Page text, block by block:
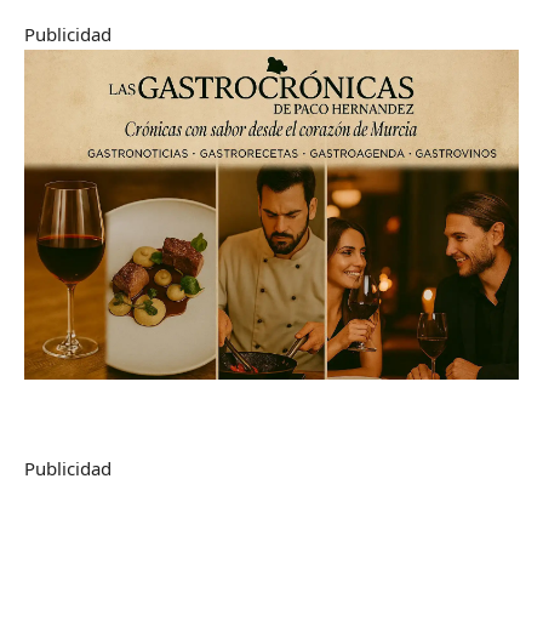
Publicidad
Publicidad